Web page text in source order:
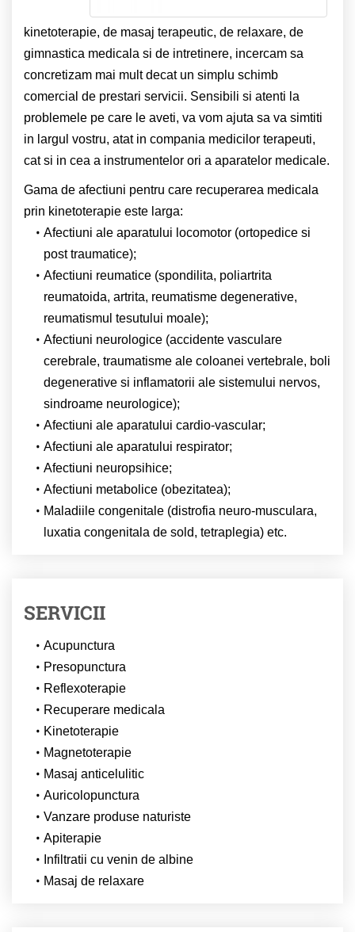
kinetoterapie, de masaj terapeutic, de relaxare, de
gimnastica medicala si de intretinere, incercam sa
concretizam mai mult decat un simplu schimb
comercial de prestari servicii. Sensibili si atenti la
problemele pe care le aveti, va vom ajuta sa va simtiti
in largul vostru, atat in compania medicilor terapeuti,
cat si in cea a instrumentelor ori a aparatelor medicale.
Gama de afectiuni pentru care recuperarea medicala
prin kinetoterapie este larga:
Afectiuni ale aparatului locomotor (ortopedice si
post traumatice);
Afectiuni reumatice (spondilita, poliartrita
reumatoida, artrita, reumatisme degenerative,
reumatismul tesutului moale);
Afectiuni neurologice (accidente vasculare
cerebrale, traumatisme ale coloanei vertebrale, boli
degenerative si inflamatorii ale sistemului nervos,
sindroame neurologice);
Afectiuni ale aparatului cardio-vascular;
Afectiuni ale aparatului respirator;
Afectiuni neuropsihice;
Afectiuni metabolice (obezitatea);
Maladiile congenitale (distrofia neuro-musculara,
luxatia congenitala de sold, tetraplegia) etc.
SERVICII
Acupunctura
Presopunctura
Reflexoterapie
Recuperare medicala
Kinetoterapie
Magnetoterapie
Masaj anticelulitic
Auricolopunctura
Vanzare produse naturiste
Apiterapie
Infiltratii cu venin de albine
Masaj de relaxare